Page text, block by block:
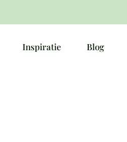
Inspiratie Blog